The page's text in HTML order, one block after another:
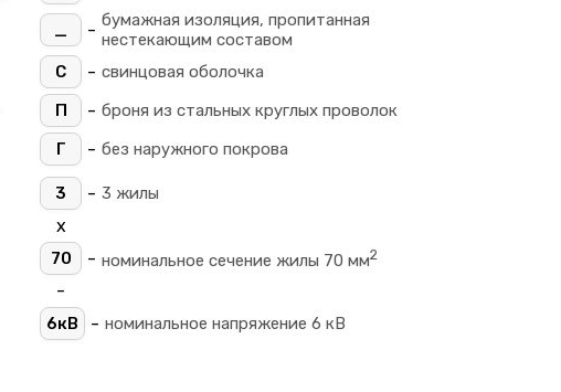
_ - бумажная изоляция, пропитанная
нестекающим составом
С
- свинцовая оболочка
П
- броня из стальных круглых проволок
Г
- без наружного покрова
3 - 3 жилы
х
70 - номинальное сечение жилы 70 мм2
-
6кВ - номинальное напряжение 6 кВ